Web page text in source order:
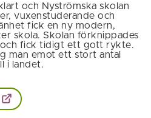
och Nyströmska skolan
vuxenstuderande och
fick en ny modern,
skola. Skolan förknippades
fick tidigt ett gott rykte.
man emot ett stort antal
i landet.